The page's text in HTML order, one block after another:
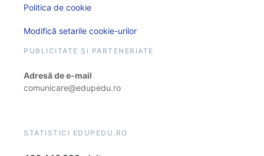
Politica de cookie
Modifică setarile cookie-urilor
PUBLICITATE ȘI PARTENERIATE
Adresă de e-mail
comunicare@edupedu.ro
STATISTICI EDUPEDU.RO